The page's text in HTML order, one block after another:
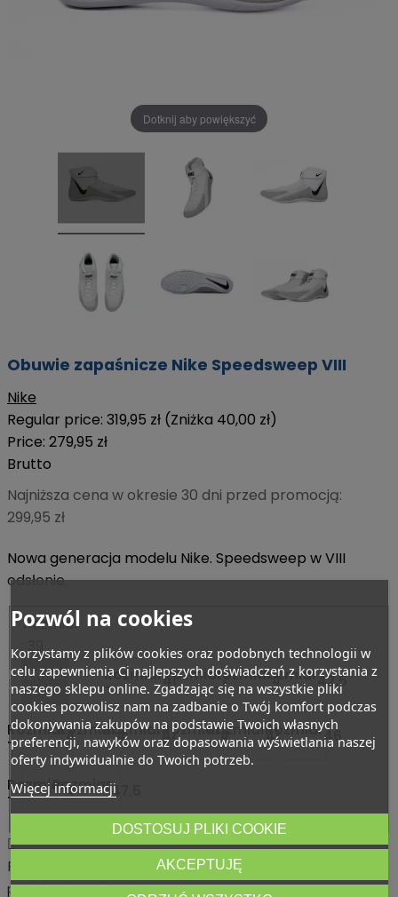
Dotknij aby powiększyć
Obuwie zapaśnicze Nike Speedsweep VIII
Nike
Regular price: 319,95 zł (Zniżka 40,00 zł)
Price: 279,95 zł
Brutto
Najniższa cena w okresie 30 dni przed promocją:
299,95 zł
Nowa generacja modelu Nike. Speedsweep w VIII
odsłonie.
Rozmiar
: 39
Rozmiar
- 39
Rozmiar
- 40
Rozmiar
- 40,5
Rozmiar
- 41
Rozmiar
- 42
Rozmiar
- 42,5
Rozmiar
- 43
Rozmiar
- 44
Rozmiar
- 44,5
Rozmiar
- 45
Rozmiar
- 45,5
Rozmiar
- 46
Rozmiar
- 47
Rozmiar
- 47,5

Product availability:
Obecnie brak na stanie
produkt z innymi opcjami
Pozwól na cookies
Korzystamy z plików cookies oraz podobnych technologii w
celu zapewnienia Ci najlepszych doświadczeń z korzystania z
naszego sklepu online. Zgadzając się na wszystkie pliki
cookies pozwolisz nam na zadbanie o Twój komfort podczas
dokonywania zakupów na podstawie Twoich własnych
preferencji, nawyków oraz dopasowania wyświetlania naszej
oferty indywidualnie do Twoich potrzeb.
Więcej informacji
DOSTOSUJ PLIKI COOKIE
AKCEPTUJĘ